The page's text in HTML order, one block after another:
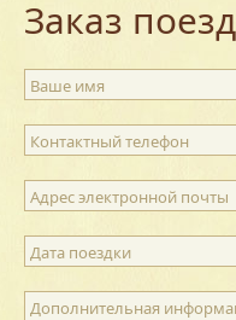
Заказ
Ваше имя
Контактный телефон
Адрес электронной почты
Дата поездки
Дополнительная